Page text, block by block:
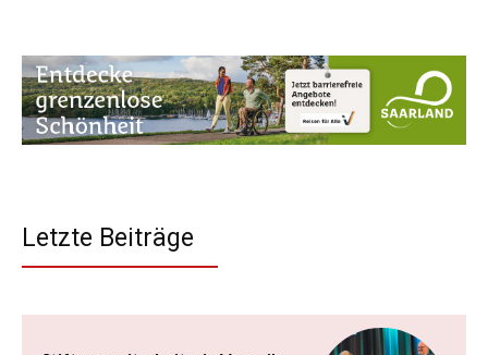
Letzte Beiträge